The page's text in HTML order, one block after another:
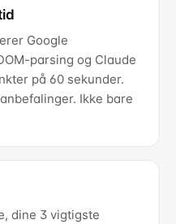
Google
parsing og Claude
på 60 sekunder.
Ikke bare
dine 3 vigtigste